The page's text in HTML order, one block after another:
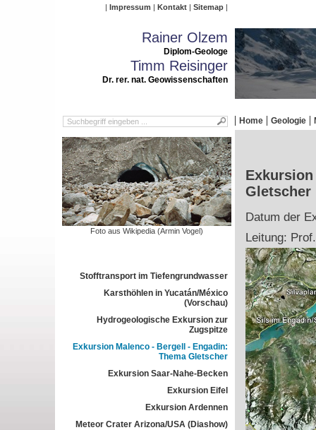
Impressum Kontakt Sitemap
Rainer Olzem
Diplom-Geologe
Timm Reisinger
Dr. rer. nat. Geowissenschaften
Home Geologie
Foto aus Wikipedia (Armin Vogel)
Stofftransport im Tiefengrundwasser
Karsthöhlen in Yucatán/México
(Vorschau)
Hydrogeologische Exkursion zur
Zugspitze
Exkursion Malenco - Bergell - Engadin:
Thema Gletscher
Exkursion Saar-Nahe-Becken
Exkursion Eifel
Exkursion Ardennen
Meteor Crater Arizona/USA (Diashow)
Gletscher
Datum der
Leitung: